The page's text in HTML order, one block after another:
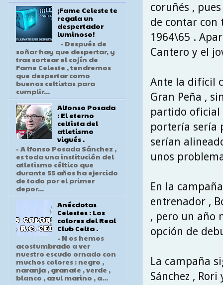
coruñés ,
de contar con
1964\65 .
Cantero y el
Ante la difícil
Gran Peña ,
partido oficial
portería sería
serían
unos
En la
entrenador ,
, pero un año
opción de
La campaña
Sánchez ,
¡Fame Celeste te
regala un
despertador
luminoso!
- Después de
soñar hay que despertar, y
tras sortear el cojín de
Fame Celeste , tendremos
que despertar como
buenos celtistas para
cumplir...
Alfonso Posada
: El eterno
celtista del
atletismo
vigués .
- A lfonso Posada Sánchez ,
es toda una institución del
atletismo céltico que
durante 55 años ha ejercido
de todo por el primer
depor...
Anécdotas
Celestes : Los
colores del Real
Club Celta .
- N os hemos
acostumbrado a ver
nuestro escudo ornado con
muchos colores : negro ,
naranja , granate , verde ,
blanco , azul marino , a...